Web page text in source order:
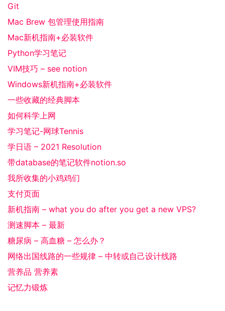
Git
Mac Brew 包管理使用指南
Mac新机指南+必装软件
Python学习笔记
VIM技巧 – see notion
Windows新机指南+必装软件
一些收藏的经典脚本
如何科学上网
学习笔记-网球Tennis
学日语 – 2021 Resolution
带database的笔记软件notion.so
我所收集的小鸡鸡们
支付页面
新机指南 – what you do after you get a new VPS?
测速脚本 – 最新
糖尿病 – 高血糖 – 怎么办？
网络出国线路的一些规律 – 中转或自己设计线路
营养品 营养素
记忆力锻炼